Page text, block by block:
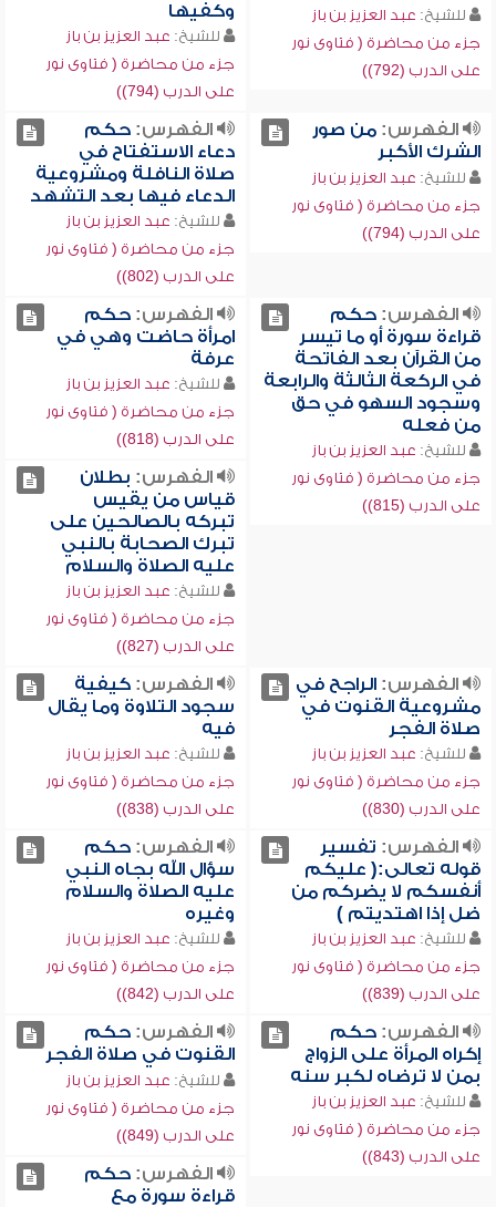
للشيخ: عبد العزيز بن باز
جزء من محاضرة ( فتاوى نور
على الدرب (792))
وكفيها
للشيخ: عبد العزيز بن باز
جزء من محاضرة ( فتاوى نور
على الدرب (794))
الفهرس:من صور
الشرك الأكبر
للشيخ: عبد العزيز بن باز
جزء من محاضرة ( فتاوى نور
على الدرب (794))
الفهرس:حكم
دعاء الاستفتاح في
صلاة النافلة ومشروعية
الدعاء فيها بعد التشهد
للشيخ: عبد العزيز بن باز
جزء من محاضرة ( فتاوى نور
على الدرب (802))
الفهرس:حكم
قراءة سورة أو ما تيسر
من القرآن بعد الفاتحة
في الركعة الثالثة والرابعة
وسجود السهو في حق
من فعله
للشيخ: عبد العزيز بن باز
جزء من محاضرة ( فتاوى نور
على الدرب (815))
الفهرس:حكم
امرأة حاضت وهي في
عرفة
للشيخ: عبد العزيز بن باز
جزء من محاضرة ( فتاوى نور
على الدرب (818))
الفهرس: بطلان
قياس من يقيس
تبركه بالصالحين على
تبرك الصحابة بالنبي
عليه الصلاة والسلام
للشيخ: عبد العزيز بن باز
جزء من محاضرة ( فتاوى نور
على الدرب (827))
الفهرس:الراجح في
مشروعية القنوت في
صلاة الفجر
للشيخ: عبد العزيز بن باز
جزء من محاضرة ( فتاوى نور
على الدرب (830))
الفهرس:كيفية
سجود التلاوة وما يقال
فيه
للشيخ: عبد العزيز بن باز
جزء من محاضرة ( فتاوى نور
على الدرب (838))
الفهرس: تفسير
قوله تعالى:( عليكم
أنفسكم لا يضركم من
ضل إذا اهتديتم )
للشيخ: عبد العزيز بن باز
جزء من محاضرة ( فتاوى نور
على الدرب (839))
الفهرس:حكم
سؤال الله بجاه النبي
عليه الصلاة والسلام
وغيره
للشيخ: عبد العزيز بن باز
جزء من محاضرة ( فتاوى نور
على الدرب (842))
الفهرس:حكم
إكراه المرأة على الزواج
بمن لا ترضاه لكبر سنه
للشيخ: عبد العزيز بن باز
جزء من محاضرة ( فتاوى نور
على الدرب (843))
الفهرس:حكم
القنوت في صلاة الفجر
للشيخ: عبد العزيز بن باز
جزء من محاضرة ( فتاوى نور
على الدرب (849))
الفهرس:حكم
قراءة سورة مع